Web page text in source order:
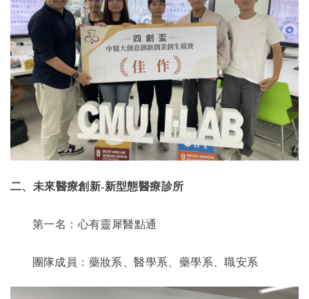
二、未來醫療創新-新型態醫療診所
第一名：心有靈犀醫點通
團隊成員：藥妝系、醫學系、藥學系、職安系